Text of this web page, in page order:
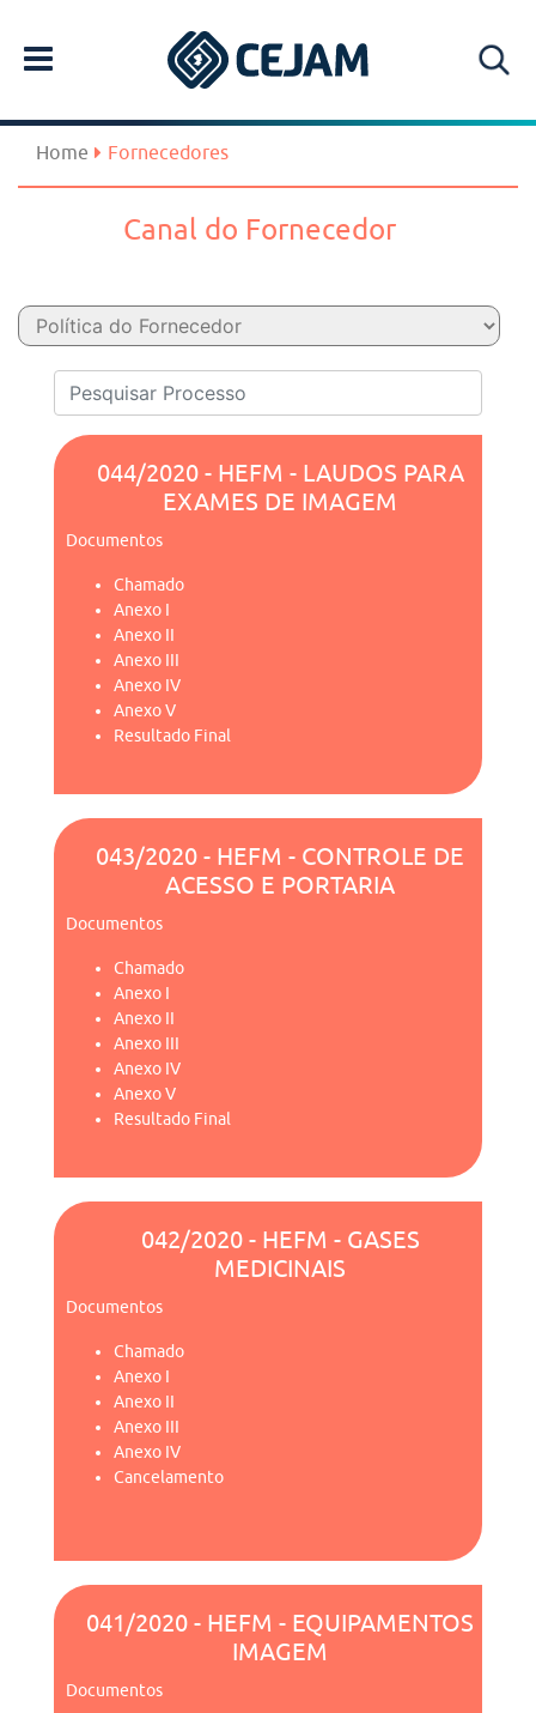
Home Fornecedores
Canal do Fornecedor
044/2020 - HEFM - LAUDOS PARA
EXAMES DE IMAGEM
Documentos
Chamado
Anexo I
Anexo II
Anexo III
Anexo IV
Anexo V
Resultado Final
043/2020 - HEFM - CONTROLE DE
ACESSO E PORTARIA
Documentos
Chamado
Anexo I
Anexo II
Anexo III
Anexo IV
Anexo V
Resultado Final
042/2020 - HEFM - GASES
MEDICINAIS
Documentos
Chamado
Anexo I
Anexo II
Anexo III
Anexo IV
Cancelamento
041/2020 - HEFM - EQUIPAMENTOS
IMAGEM
Documentos